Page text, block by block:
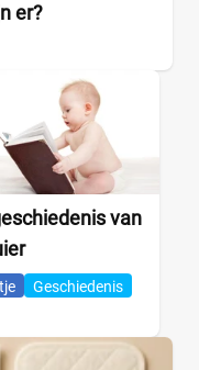
er?
van
Geschiedenis